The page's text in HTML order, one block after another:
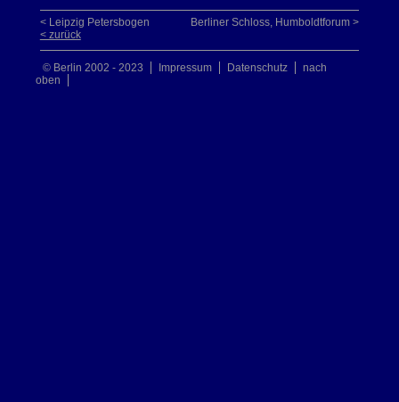
Berliner Schloss, Humboldtforum >
< Leipzig Petersbogen
< zurück
© Berlin 2002 - 2023 Impressum Datenschutz
nach
oben